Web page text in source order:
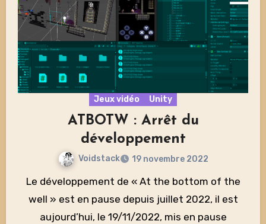
Jeux vidéo Unity
ATBOTW : Arrêt du
développement
Voidstack 19 novembre 2022
Le développement de « At the bottom of the
well » est en pause depuis juillet 2022, il est
aujourd’hui, le 19/11/2022, mis en pause